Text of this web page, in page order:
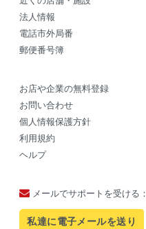
法人情報
電話市外局番
郵便番号簿
お店や企業の無料登録
お問い合わせ
個人情報保護方針
利用規約
ヘルプ
メールでサポートを受ける：
私達に電子メールを送り